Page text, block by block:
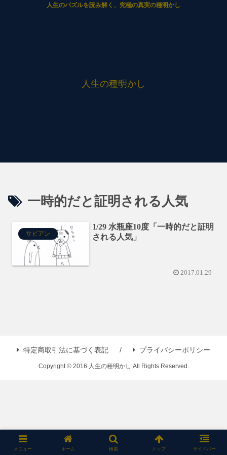
人生の種明かし
人生のパズルを読み解く、究極の真実の種明かし
一時的だと証明される人気
サビアン
1/29 水瓶座10度「一時的だと証明
される人気」
2017.01.29
特定商取引法に基づく表記 プライバシーポリシー
Copyright © 2016 人生の種明かし All Rights Reserved.
メニュー ホーム 検索 トップ サイドバー